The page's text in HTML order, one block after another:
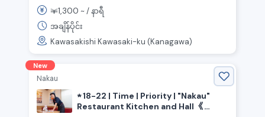
ဝါခရိုင်၊ ကာဝာစာကိမြို့၊ ကာဝာစာကိ ဘူ
တာ》
￥1,300 ~ /နာရီ
အချိန်ပိုင်း
Kawasakishi Kawasaki-ku (Kanagawa)
New
Nakau
★ 18-22 | Time | Priority | "Nakau"
Restaurant Kitchen and Hall 《